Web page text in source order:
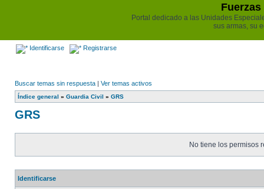
Portal dedicado a las Unidades
sus armas, su
Identificarse Registrarse
Buscar temas sin respuesta | Ver temas activos
Índice general » Guardia Civil » GRS
GRS
No tiene los permisos
Identificarse